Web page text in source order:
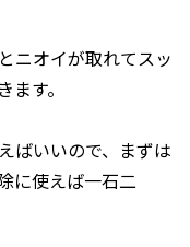
ニオイが取れてスッ
す。
ばいいので、まずは
に使えば一石二